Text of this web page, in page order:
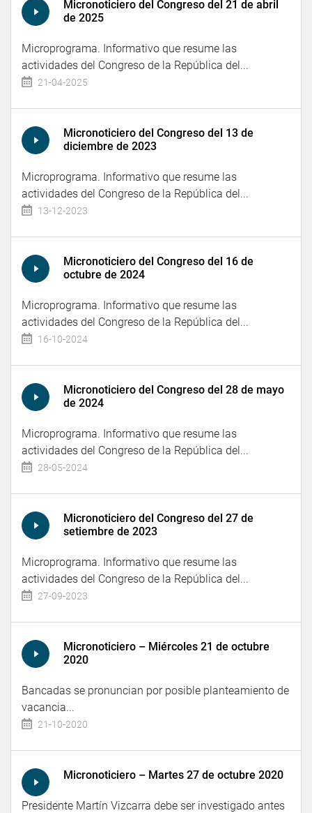
Micronoticiero del Congreso del 21 de abril
de 2025
Microprograma. Informativo que resume las
actividades del Congreso de la República del...
21-04-2025
Micronoticiero del Congreso del 13 de
diciembre de 2023
Microprograma. Informativo que resume las
actividades del Congreso de la República del...
13-12-2023
Micronoticiero del Congreso del 16 de
octubre de 2024
Microprograma. Informativo que resume las
actividades del Congreso de la República del...
16-10-2024
Micronoticiero del Congreso del 28 de mayo
de 2024
Microprograma. Informativo que resume las
actividades del Congreso de la República del...
28-05-2024
Micronoticiero del Congreso del 27 de
setiembre de 2023
Microprograma. Informativo que resume las
actividades del Congreso de la República del...
27-09-2023
Micronoticiero – Miércoles 21 de octubre
2020
Bancadas se pronuncian por posible planteamiento de
vacancia...
21-10-2020
Micronoticiero – Martes 27 de octubre 2020
Presidente Martín Vizcarra debe ser investigado antes